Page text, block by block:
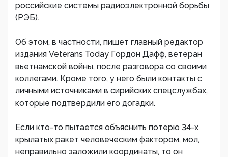
российские системы радиоэлектронной борьбы
(РЭБ).
Об этом, в частности, пишет главный редактор
издания Veterans Today Гордон Дафф, ветеран
вьетнамской войны, после разговора со своими
коллегами. Кроме того, у него были контакты с
личными источниками в сирийских спецслужбах,
которые подтвердили его догадки.
Если кто-то пытается объяснить потерю 34-х
крылатых ракет человеческим фактором, мол,
неправильно заложили координаты, то он